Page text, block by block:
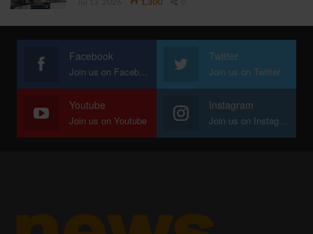
Facebook
Join us on Facebook
Twitter
Join us on Twitter
Youtube
Join us on Youtube
Instagram
Join us on Instagram